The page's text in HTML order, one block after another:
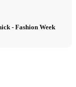
- Fashion Week